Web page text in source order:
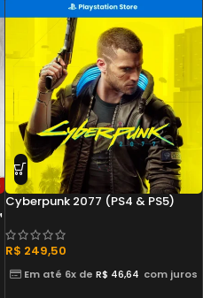
Cyberpunk 2077 (PS4 & PS5)
R$ 249,50
Em até 6x de R$ 46,64 com juros